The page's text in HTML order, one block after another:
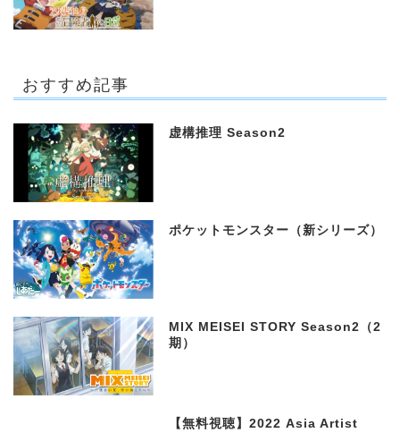
おすすめ記事
虚構推理 Season2
ポケットモンスター（新シリーズ）
MIX MEISEI STORY Season2（2
期）
【無料視聴】2022 Asia Artist